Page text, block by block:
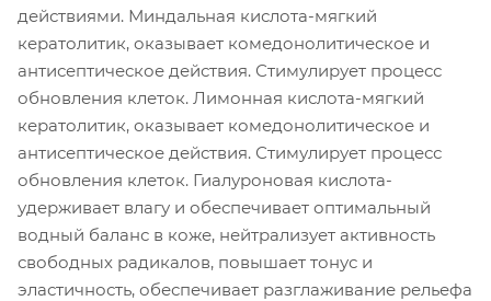
действиями. Миндальная кислота-мягкий
кератолитик, оказывает комедонолитическое и
антисептическое действия. Стимулирует процесс
обновления клеток. Лимонная кислота-мягкий
кератолитик, оказывает комедонолитическое и
антисептическое действия. Стимулирует процесс
обновления клеток. Гиалуроновая кислота-
удерживает влагу и обеспечивает оптимальный
водный баланс в коже, нейтрализует активность
свободных радикалов, повышает тонус и
эластичность, обеспечивает разглаживание рельефа